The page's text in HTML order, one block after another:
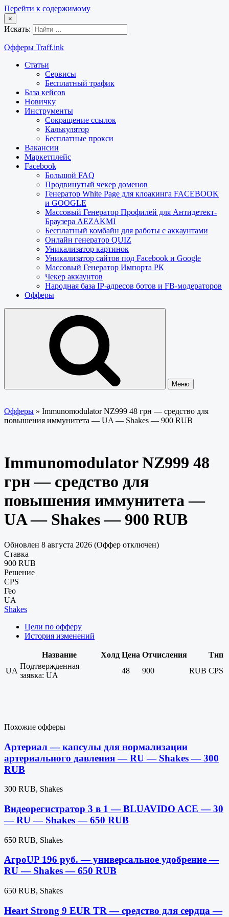
Перейти к содержимому
×
Искать:
Офферы Traff.ink
Статьи
Сервисы
Бесплатный трафик
База кейсов
Новичку
Инструменты
Сокращение ссылок
Калькулятор
Бесплатные прокси
Вакансии
Маркетплейс
Facebook
Большой FAQ
Продвинутый чекер доменов
Генератор White Page для клоакинга FACEBOOK
и GOOGLE
Массовый Генератор Профилей для Антидетект-
Браузера AEZAKMI
Бесплатный комбайн для работы с аккаунтами
Онлайн генератор QUIZ
Уникализатор картинок
Уникализатор сайтов под Facebook и Google
Массовый Генератор Импорта РК
Чекер аккаунтов
Народная база IP-адресов ботов и FB-модераторов
Офферы
Меню
Офферы » Immunomodulator NZ999 48 грн — средство для
повышения иммунитета — UA — Shakes — 900 RUB
Immunomodulator NZ999 48
грн — средство для
повышения иммунитета —
UA — Shakes — 900 RUB
Обновлен 8 августа 2026 (Оффер отключен)
Ставка
900 RUB
Решение
CPS
Гео
UA
Shakes
Цели по офферу
История изменений
Название Холд Цена Отчисления
Тип
UA
Подтвержденная
заявка: UA
48 900 RUB CPS
Похожие офферы
Артериал — капсулы для нормализации
артериального давления — RU — Shakes — 300
RUB
300 RUB, Shakes
Видеорегистратор 3 в 1 — BLUAVIDO ACE — 30
— RU — Shakes — 650 RUB
650 RUB, Shakes
АгроUP 196 руб. — универсальное удобрение —
RU — Shakes — 650 RUB
650 RUB, Shakes
Heart Strong 9 EUR TR — средство для сердца —